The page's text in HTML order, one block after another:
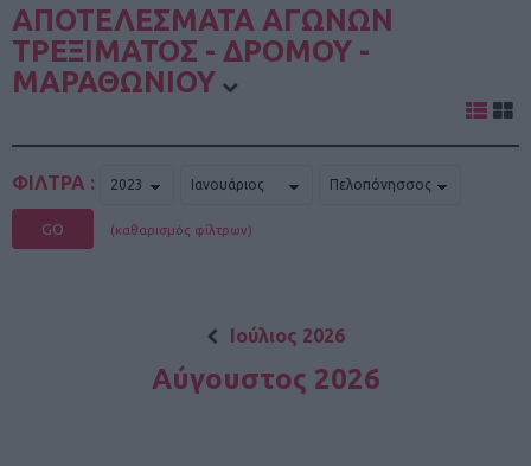
ΑΠΟΤΕΛΕΣΜΑΤΑ ΑΓΩΝΩΝ
ΤΡΕΞΙΜΑΤΟΣ - ΔΡΟΜΟΥ -
ΜΑΡΑΘΩΝΙΟΥ
ΦΙΛΤΡΑ :
GO (καθαρισμός φίλτρων)
Ιούλιος 2026
Αύγουστος 2026